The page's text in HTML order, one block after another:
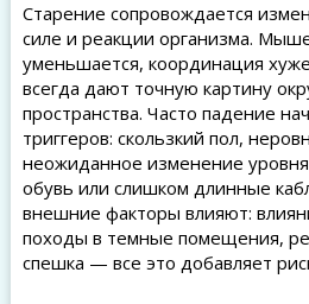
Старение сопровождается
силе и реакции организма.
уменьшается, координация
всегда дают точную картину
пространства. Часто падение
триггеров: скользкий пол,
неожиданное изменение
обувь или слишком длинные
внешние факторы влияют:
походы в темные помещения,
спешка — все это добавляет